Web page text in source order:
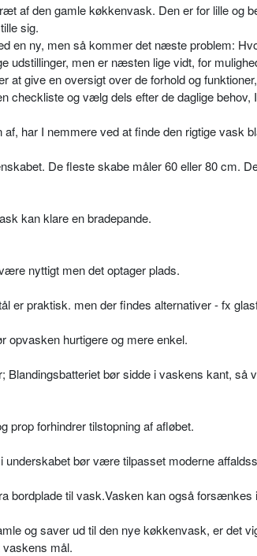
af den gamle køkkenvask. Den er for lille og
sig.
en ny, men så kommer det næste problem:
udstillinger, men er næsten lige vidt, for
at give en oversigt over de forhold og
checkliste og vælg dels efter de daglige
har I nemmere ved at finde den rigtige vask
De fleste skabe måler 60 eller 80 cm.
kan klare en bradepande.
nyttigt men det optager plads.
er praktisk. men der findes alternativer - fx
opvasken hurtigere og mere enkel.
Blandingsbatteriet bør sidde i vaskens kant,
prop forhindrer tilstopning af afløbet.
underskabet bør være tilpasset moderne
bordplade til vask.Vasken kan også forsænkes
og saver ud til den nye køkkenvask, er det
vaskens mål.